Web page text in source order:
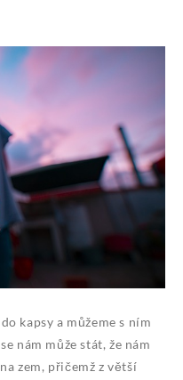
kapsy a můžeme s ním
nám může stát, že nám
zem, přičemž z větší